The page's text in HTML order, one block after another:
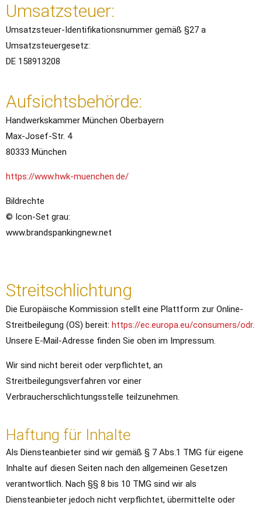
Umsatzsteuer:
Umsatzsteuer-Identifikationsnummer gemäß §27 a
Umsatzsteuergesetz:
DE 158913208
Aufsichtsbehörde:
Handwerkskammer München Oberbayern
Max-Josef-Str. 4
80333 München
https://www.hwk-muenchen.de/
Bildrechte
© Icon-Set grau:
www.brandspankingnew.net
Streitschlichtung
Die Europäische Kommission stellt eine Plattform zur Online-
Streitbeilegung (OS) bereit: https://ec.europa.eu/consumers/odr.
Unsere E-Mail-Adresse finden Sie oben im Impressum.
Wir sind nicht bereit oder verpflichtet, an
Streitbeilegungsverfahren vor einer
Verbraucherschlichtungsstelle teilzunehmen.
Haftung für Inhalte
Als Diensteanbieter sind wir gemäß § 7 Abs.1 TMG für eigene
Inhalte auf diesen Seiten nach den allgemeinen Gesetzen
verantwortlich. Nach §§ 8 bis 10 TMG sind wir als
Diensteanbieter jedoch nicht verpflichtet, übermittelte oder